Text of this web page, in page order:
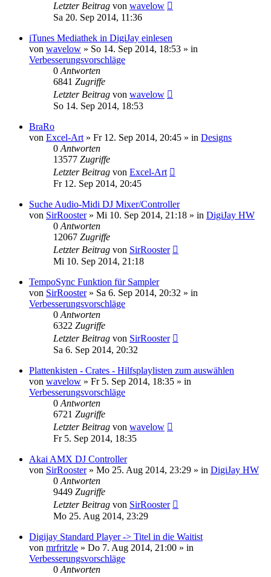
Letzter Beitrag von wavelow
Sa 20. Sep 2014, 11:36
iTunes Mediathek in DigiJay einlesen
von wavelow » So 14. Sep 2014, 18:53 » in
Verbesserungsvorschläge
0 Antworten
6841 Zugriffe
Letzter Beitrag von wavelow
So 14. Sep 2014, 18:53
BraRo
von Excel-Art » Fr 12. Sep 2014, 20:45 » in Designs
0 Antworten
13577 Zugriffe
Letzter Beitrag von Excel-Art
Fr 12. Sep 2014, 20:45
Suche Audio-Midi DJ Mixer/Controller
von SirRooster» Mi 10. Sep 2014, 21:18 » in DigiJay HW
0 Antworten
12067 Zugriffe
Letzter Beitrag von SirRooster
Mi 10. Sep 2014, 21:18
TempoSync Funktion für Sampler
von SirRooster» Sa 6. Sep 2014, 20:32 » in
Verbesserungsvorschläge
0 Antworten
6322 Zugriffe
Letzter Beitrag von SirRooster
Sa 6. Sep 2014, 20:32
Plattenkisten - Crates - Hilfsplaylisten zum auswählen
von wavelow » Fr 5. Sep 2014, 18:35 » in
Verbesserungsvorschläge
0 Antworten
6721 Zugriffe
Letzter Beitrag von wavelow
Fr 5. Sep 2014, 18:35
Akai AMX DJ Controller
von SirRooster» Mo 25. Aug 2014, 23:29 » in DigiJay HW
0 Antworten
9449 Zugriffe
Letzter Beitrag von SirRooster
Mo 25. Aug 2014, 23:29
Digijay Standard Player -> Titel in die Waitist
von mrfritzle » Do 7. Aug 2014, 21:00 » in
Verbesserungsvorschläge
0 Antworten